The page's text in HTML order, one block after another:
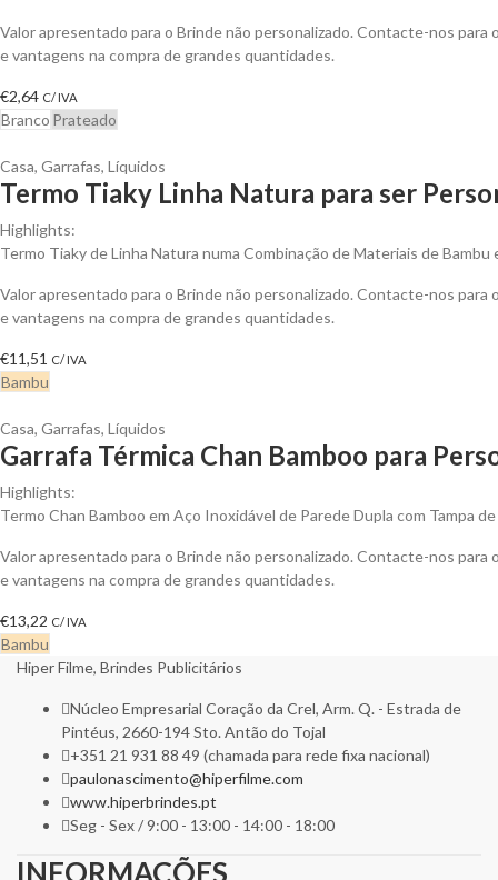
Valor apresentado para o Brinde não personalizado. Contacte-nos para
e vantagens na compra de grandes quantidades.
€2,64 C/ IVA
Branco Prateado
Casa, Garrafas, Líquidos
Termo Tiaky Linha Natura para ser
Highlights:
Termo Tiaky de Linha Natura numa Combinação de Materiais de Bambu
Valor apresentado para o Brinde não personalizado. Contacte-nos para
e vantagens na compra de grandes quantidades.
€11,51 C/ IVA
Bambu
Casa, Garrafas, Líquidos
Garrafa Térmica Chan Bamboo para
Highlights:
Termo Chan Bamboo em Aço Inoxidável de Parede Dupla com Tampa
Valor apresentado para o Brinde não personalizado. Contacte-nos para
e vantagens na compra de grandes quantidades.
€13,22 C/ IVA
Bambu
Hiper Filme, Brindes Publicitários
Núcleo Empresarial Coração da Crel, Arm. Q. - Estrada de
Pintéus, 2660-194 Sto. Antão do Tojal
+351 21 931 88 49 (chamada para rede fixa nacional)
paulonascimento@hiperfilme.com
www.hiperbrindes.pt
Seg - Sex / 9:00 - 13:00 - 14:00 - 18:00
INFORMAÇÕES